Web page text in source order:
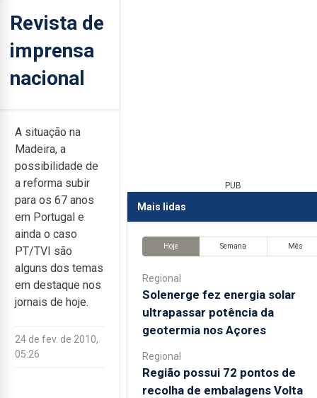
Revista de
imprensa
nacional
A situação na
Madeira, a
possibilidade de
a reforma subir
para os 67 anos
em Portugal e
ainda o caso
PT/TVI são
alguns dos temas
em destaque nos
jornais de hoje.
24 de fev. de 2010,
05:26
PUB
Mais lidas
Hoje Semana Mês
Regional
Solenerge fez energia solar
ultrapassar potência da
geotermia nos Açores
Regional
Região possui 72 pontos de
recolha de embalagens Volta